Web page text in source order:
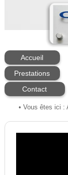
Accueil
Prestations
Contact
• Vous êtes ici :